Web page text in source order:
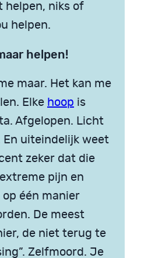
hel­pen, niks of
helpen.
helpen!
maar. Het kan me
Elke hoop is
Afgelopen. Licht
En uiteindelijk weet
zeker dat die
pijn en
één manier
De meest
de niet terug te
Zelfmoord. Je